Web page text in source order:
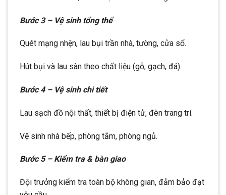
Bước 3 – Vệ sinh tổng thể
Quét mạng nhện, lau bụi trần nhà, tường, cửa sổ.
Hút bụi và lau sàn theo chất liệu (gỗ, gạch, đá).
Bước 4 – Vệ sinh chi tiết
Lau sạch đồ nội thất, thiết bị điện tử, đèn trang trí.
Vệ sinh nhà bếp, phòng tắm, phòng ngủ.
Bước 5 – Kiểm tra & bàn giao
Đội trưởng kiểm tra toàn bộ không gian, đảm bảo đạt